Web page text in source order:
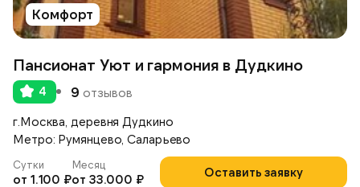
Комфорт
Пансионат Уют и гармония в Дудкино
4 9 отзывов
г.Москва, деревня Дудкино
Метро: Румянцево, Саларьево
Оставить заявку
Сутки
от 1.100 ₽
Месяц
от 33.000 ₽